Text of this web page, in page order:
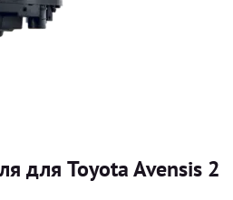
для Toyota Avensis 2